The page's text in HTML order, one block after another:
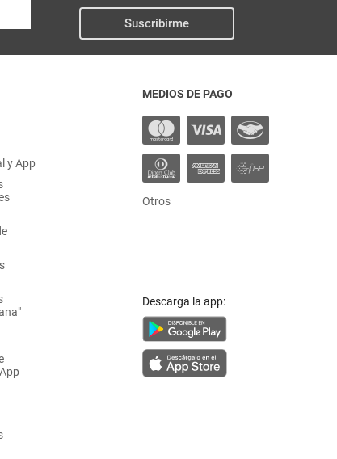
Suscribirme
y App
MEDIOS DE PAGO
Otros
Descarga la app: